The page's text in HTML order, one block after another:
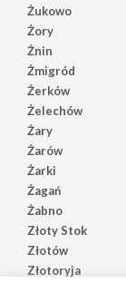
Żukowo
Żory
Żnin
Żmigród
Żerków
Żelechów
Żary
Żarów
Żarki
Żagań
Żabno
Złoty Stok
Złotów
Złotoryja